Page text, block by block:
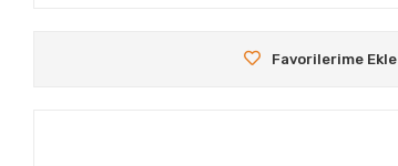
Favorilerime Ekle